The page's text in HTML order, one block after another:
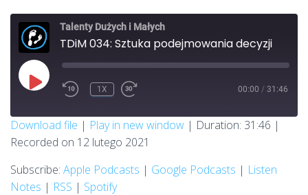
Talenty Dużych i Małych
TDiM 034: Sztuka podejmowania decyzji
PLAY
EPISODE
REWIND
SECONDS
1X
30
SECONDS
00:00 / 31:46
SUBSCRIBE SHARE
Apple Podcasts
Listen Notes RSS
Spotify
SHARE
LINK
Download file | Play in new window | Duration: 31:46 |
Recorded on 12 lutego 2021
Subscribe: Apple Podcasts | Google Podcasts | Listen
Notes | RSS | Spotify